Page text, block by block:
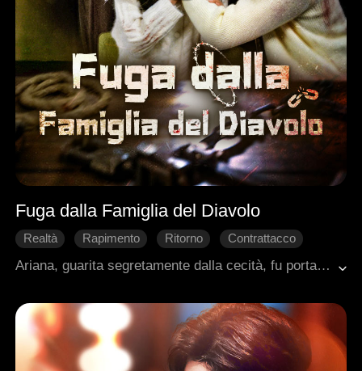
Fuga dalla Famiglia del Diavolo
Realtà Rapimento Ritorno
Contrattacco
Ariana, guarita segretamente dalla cecità, fu portata dal suo fidanzato online Elijah al suo villaggio, solo per scoprire il complotto della sua famiglia per trafficarla. Fingendosi cieca per sopravvivere, sopportò la prigionia senza alcun modo per chiedere aiuto. Fuggendo con Elijah, salvarono Ruby, un'altra vittima della tratta. Proprio quando la libertà sembrava a portata di mano, una nuova trappola si chiuse intorno a loro.